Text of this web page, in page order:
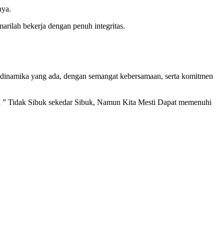
bekerja dengan penuh integritas.
yang ada, dengan semangat kebersamaan, serta komitmen
Tidak Sibuk sekedar Sibuk, Namun Kita Mesti Dapat memenuhi